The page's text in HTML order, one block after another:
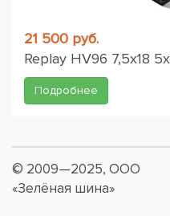
21 500 руб.
Replay HV96 7,5x18
Подробнее
© 2009—2025, ООО
«Зелёная шина»